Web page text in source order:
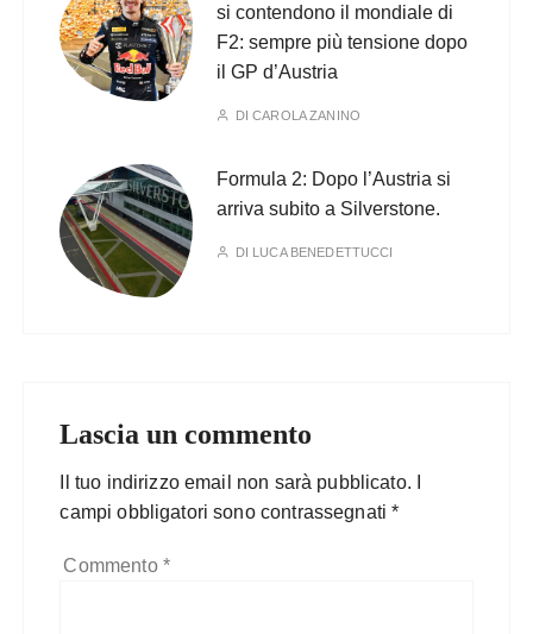
si contendono il mondiale di
F2: sempre più tensione dopo
il GP d’Austria
DICAROLA ZANINO
Formula 2: Dopo l’Austria si
arriva subito a Silverstone.
DI LUCA BENEDETTUCCI
Lascia un commento
Il tuo indirizzo email non sarà pubblicato.
campi obbligatori sono contrassegnati*
Commento *